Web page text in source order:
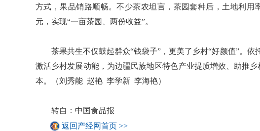
方式，果品销路顺畅。不少茶农坦言，茶园套种后，土地利用
元，实现“一亩茶园、两份收益”。
茶果共生不仅鼓起群众“钱袋子”，更美了乡村“好颜值”。依
激活乡村发展动能，为边疆民族地区特色产业提质增效、助推
本。（刘秀能 赵艳 李学新 李海艳）
转自：中国食品报
返回产经网首页 >>